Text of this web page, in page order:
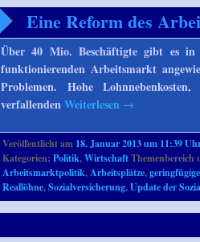
Eine Reform des
Über 40 Mio. Beschäftigte gibt es
funktionierenden Arbeitsmarkt
Problemen. Hohe
verfallendenWeiterlesen →
Veröffentlicht am 18. Januar 2013 um 11:39
Kategorien:Politik,Wirtschaft
Arbeitsmarktpolitik,Arbeitsplätze,
Reallöhne,Sozialversicherung,Update der